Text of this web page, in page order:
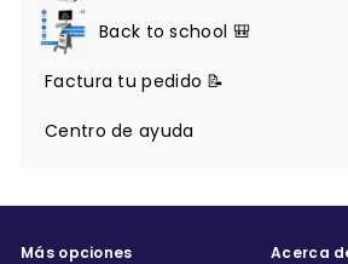
Back to school 🎒
Factura tu pedido 📝
Centro de ayuda
Expandir
Más opciones Acerca